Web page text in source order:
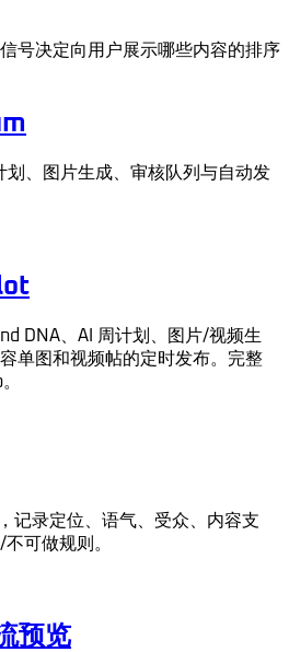
号决定向用户展示哪些内容的排序
划、图片生成、审核队列与自动发
DNA、AI 周计划、图片/视频生
单图和视频帖的定时发布。完整
记录定位、语气、受众、内容支
可做规则。
预览